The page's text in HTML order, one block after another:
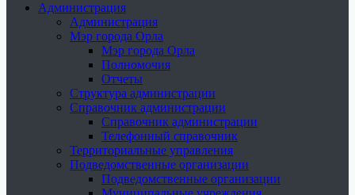
Администрация
Администрация
Мэр города Орла
Мэр города Орла
Полномочия
Отчеты
Структура администрации
Справочник администрации
Справочник администрации
Телефонный справочник
Территориальные управления
Подведомственные организации
Подведомственные организации